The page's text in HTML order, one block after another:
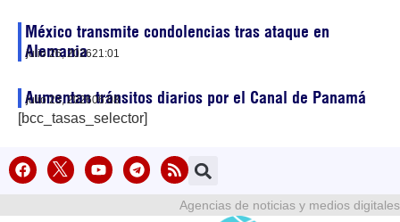
México transmite condolencias tras ataque en
Alemania
julio 26, 202621:01
Aumentan tránsitos diarios por el Canal de Panamá
julio 23, 202606:08
[bcc_tasas_selector]
Agencias de noticias y medios digitales